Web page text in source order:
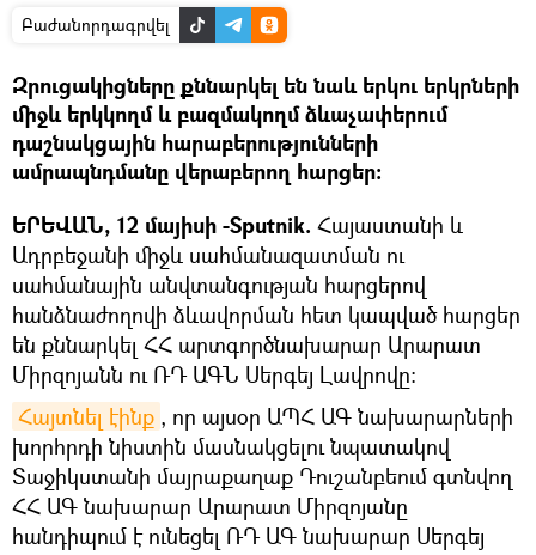
Բաժանորդագրվել
Զրուցակիցները քննարկել են նաև երկու երկրների
միջև երկկողմ և բազմակողմ ձևաչափերում
դաշնակցային հարաբերությունների
ամրապնդմանը վերաբերող հարցեր:
ԵՐԵՎԱՆ, 12 մայիսի -Sputnik. Հայաստանի և
Ադրբեջանի միջև սահմանազատման ու
սահմանային անվտանգության հարցերով
հանձնաժողովի ձևավորման հետ կապված հարցեր
են քննարկել ՀՀ արտգործնախարար Արարատ
Միրզոյանն ու ՌԴ ԱԳՆ Սերգեյ Լավրովը:
Հայտնել էինք , որ այսօր ԱՊՀ ԱԳ նախարարների
խորհրդի նիստին մասնակցելու նպատակով
Տաջիկստանի մայրաքաղաք Դուշանբեում գտնվող
ՀՀ ԱԳ նախարար Արարատ Միրզոյանը
հանդիպում է ունեցել ՌԴ ԱԳ նախարար Սերգեյ